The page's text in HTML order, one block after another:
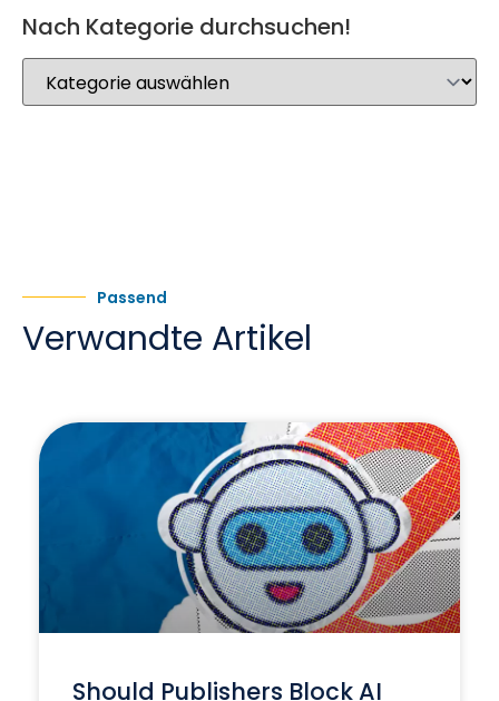
Nach Kategorie durchsuchen!
Passend
Verwandte Artikel
Should Publishers Block AI